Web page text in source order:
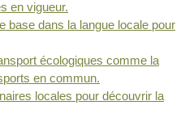
en vigueur.
base dans la langue locale pour
écologiques comme la
en commun.
locales pour découvrir la